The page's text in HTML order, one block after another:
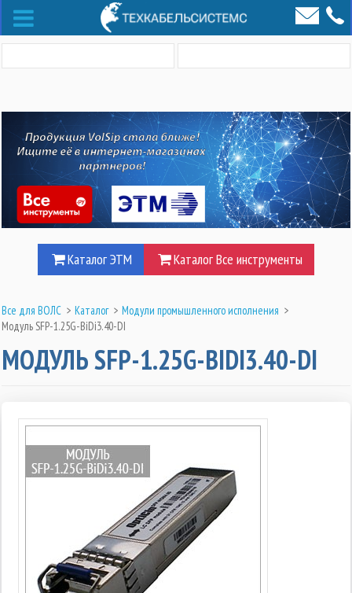
Каталог ЭТМ Каталог Все инструменты
Все для ВОЛС > Каталог > Модули промышленного исполнения >
Модуль SFP-1.25G-BiDi3.40-DI
МОДУЛЬ SFP-1.25G-BIDI3.40-DI